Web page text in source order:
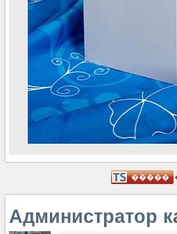
Администратор